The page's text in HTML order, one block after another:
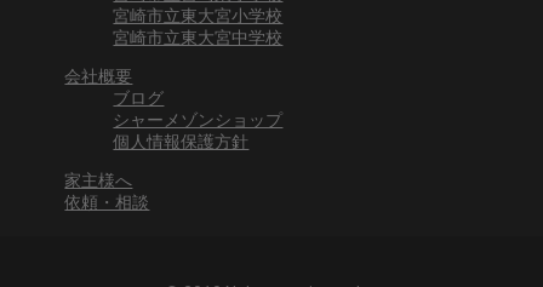
宮崎市立東大宮小学校
宮崎市立東大宮中学校
会社概要
ブログ
シャーメゾンショップ
個人情報保護方針
家主様へ
依頼・相談